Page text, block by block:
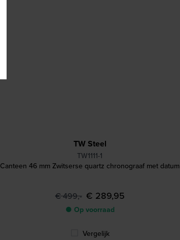
TW Steel
TW1111-1
Canteen 46 mm Zwitserse quartz chronograaf met datum
€ 499,- € 289,95
● Op voorraad
Vergelijk